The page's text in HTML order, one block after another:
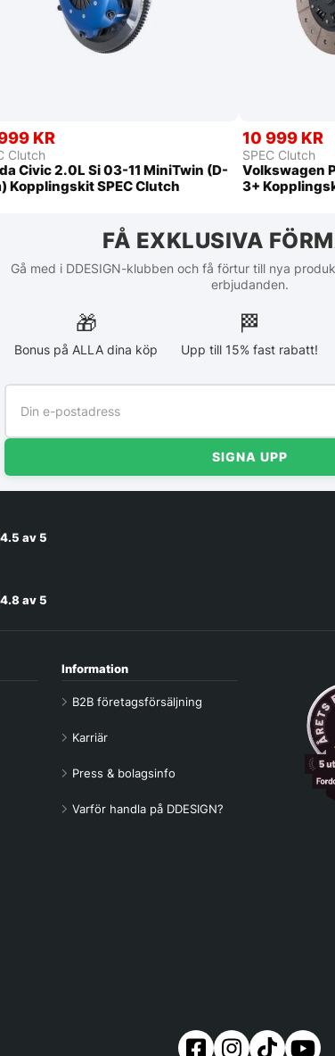
KR
Clutch
Civic 2.0L Si 03-11 MiniTwin (D-
Kopplingskit SPEC Clutch
10 999 KR
SPEC Clutch
Volkswagen
3+
FÅ EXKLUSIVA
Gå med i DDESIGN-klubben och få förtur till nya
erbjudanden.
🎁
Bonus på ALLA dina köp
🏁︎
Upp till 15% fast rabatt!
SIGNA UPP
4.5 av 5
4.8 av 5
Information
B2B företagsförsäljning
Karriär
Press & bolagsinfo
Varför handla på DDESIGN?